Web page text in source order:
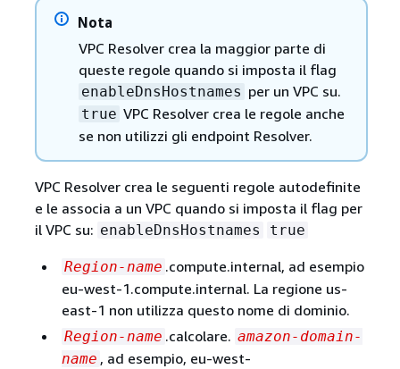
Nota
VPC Resolver crea la maggior parte di
queste regole quando si imposta il flag
enableDnsHostnames per un VPC su.
true VPC Resolver crea le regole anche
se non utilizzi gli endpoint Resolver.
VPC Resolver crea le seguenti regole autodefinite
e le associa a un VPC quando si imposta il flag per
il VPC su: enableDnsHostnames true
Region-name .compute.internal, ad esempio
eu-west-1.compute.internal. La regione us-
east-1 non utilizza questo nome di dominio.
Region-name .calcolare. amazon-domain-
name , ad esempio, eu-west-